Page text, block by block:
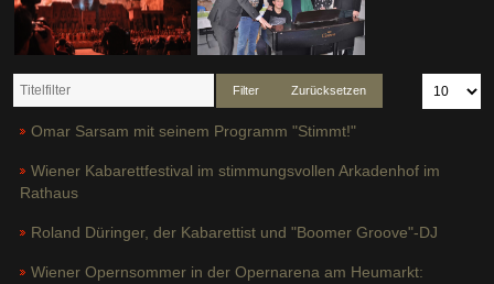
Filter Zurücksetzen
Omar Sarsam mit seinem Programm "Stimmt!"
Wiener Kabarettfestival im stimmungsvollen Arkadenhof im
Rathaus
Roland Düringer, der Kabarettist und "Boomer Groove"-DJ
Wiener Opernsommer in der Opernarena am Heumarkt: